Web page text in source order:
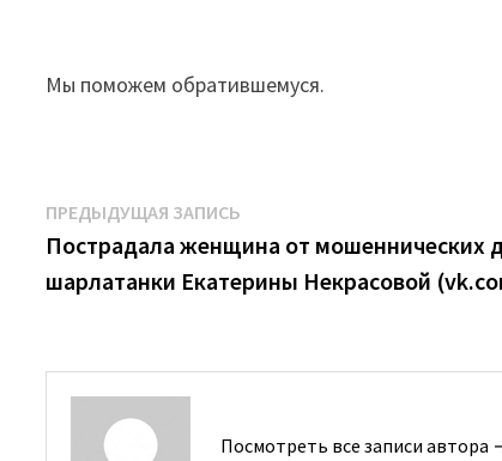
Мы поможем обратившемуся.
Навигация
по
записям
ПРЕДЫДУЩАЯ ЗАПИСЬ
запись:
Пострадала женщина от мошеннических
шарлатанки Екатерины Некрасовой
Посмотреть все записи автора